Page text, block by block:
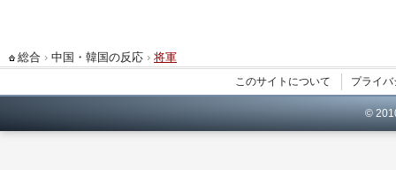
総合 › 中国・韓国の反応 › 将軍
このサイトについて プライ
©